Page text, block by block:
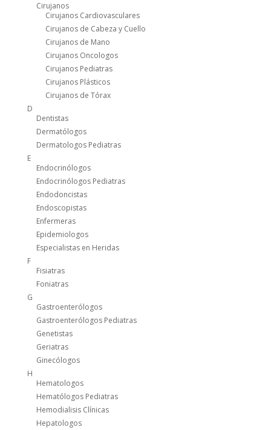
Cirujanos
Cirujanos Cardiovasculares
Cirujanos de Cabeza y Cuello
Cirujanos de Mano
Cirujanos Oncologos
Cirujanos Pediatras
Cirujanos Plásticos
Cirujanos de Tórax
D
Dentistas
Dermatólogos
Dermatologos Pediatras
E
Endocrinólogos
Endocrinólogos Pediatras
Endodoncistas
Endoscopistas
Enfermeras
Epidemiologos
Especialistas en Heridas
F
Fisiatras
Foniatras
G
Gastroenterólogos
Gastroenterólogos Pediatras
Genetistas
Geriatras
Ginecólogos
H
Hematologos
Hematólogos Pediatras
Hemodialisis Clínicas
Hepatologos